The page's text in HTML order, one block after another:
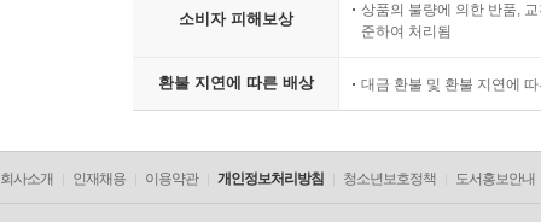
소비자 피해보상
상품의 불량에 의한 반품,
준하여 처리됨
환불 지연에 따른 배상 대금 환불 및 환불 지연에
회사소개 인재채용 이용약관 개인정보처리방침 청소년보호정책 도서홍보안내